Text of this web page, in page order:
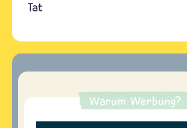
Tat
Warum Werbung?